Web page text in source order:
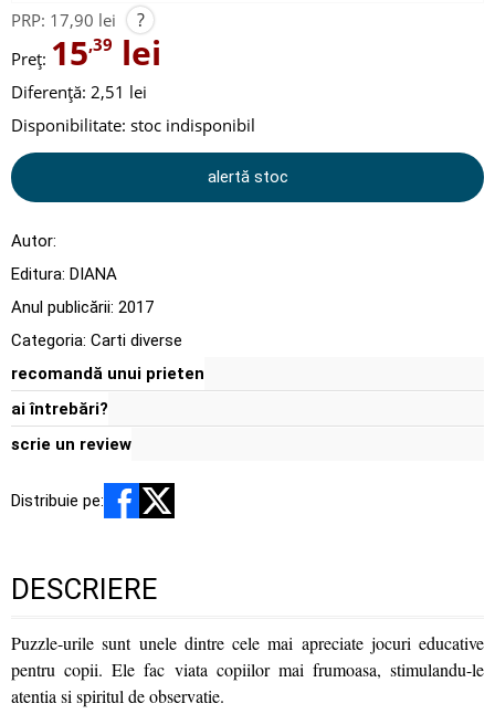
PRP: 17,90 lei ?
Preț: 15,39 lei
Diferență: 2,51 lei
Disponibilitate: stoc indisponibil
alertă stoc
Autor:
Editura: DIANA
Anul publicării: 2017
Categoria: Carti diverse
recomandă unui prieten
ai întrebări?
scrie un review
Distribuie pe:
DESCRIERE
Puzzle-urile sunt unele dintre cele mai apreciate jocuri educative
pentru copii. Ele fac viata copiilor mai frumoasa, stimulandu-le
atentia si spiritul de observatie.